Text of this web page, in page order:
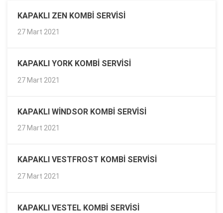
KAPAKLI ZEN KOMBI SERVISI
27 Mart 2021
KAPAKLI YORK KOMBI SERVISI
27 Mart 2021
KAPAKLI WINDSOR KOMBI SERVISI
27 Mart 2021
KAPAKLI VESTFROST KOMBI SERVISI
27 Mart 2021
KAPAKLI VESTEL KOMBI SERVISI